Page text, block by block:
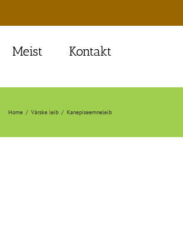
Meist Kontakt
Home Värske leib Kanepiseemneleib